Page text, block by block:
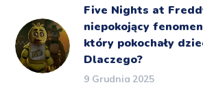
Five Nights at
niepokojący
który pokochały
Dlaczego?
9 Grudnia 2025